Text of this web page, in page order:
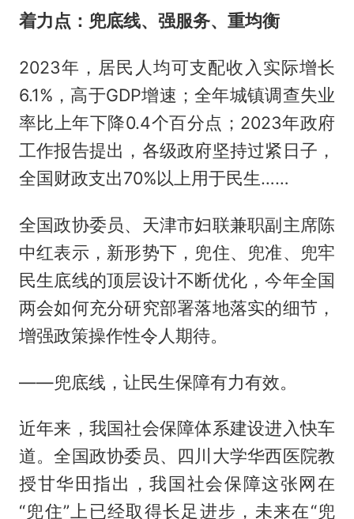
着力点：兜底线、强服务、重均衡
2023年，居民人均可支配收入实际增长
6.1%，高于GDP增速；全年城镇调查失业
率比上年下降0.4个百分点；2023年政府
工作报告提出，各级政府坚持过紧日子，
全国财政支出70%以上用于民生……
全国政协委员、天津市妇联兼职副主席陈
中红表示，新形势下，兜住、兜准、兜牢
民生底线的顶层设计不断优化，今年全国
两会如何充分研究部署落地落实的细节，
增强政策操作性令人期待。
——兜底线，让民生保障有力有效。
近年来，我国社会保障体系建设进入快车
道。全国政协委员、四川大学华西医院教
授甘华田指出，我国社会保障这张网在
“兜住”上已经取得长足进步，未来在“兜